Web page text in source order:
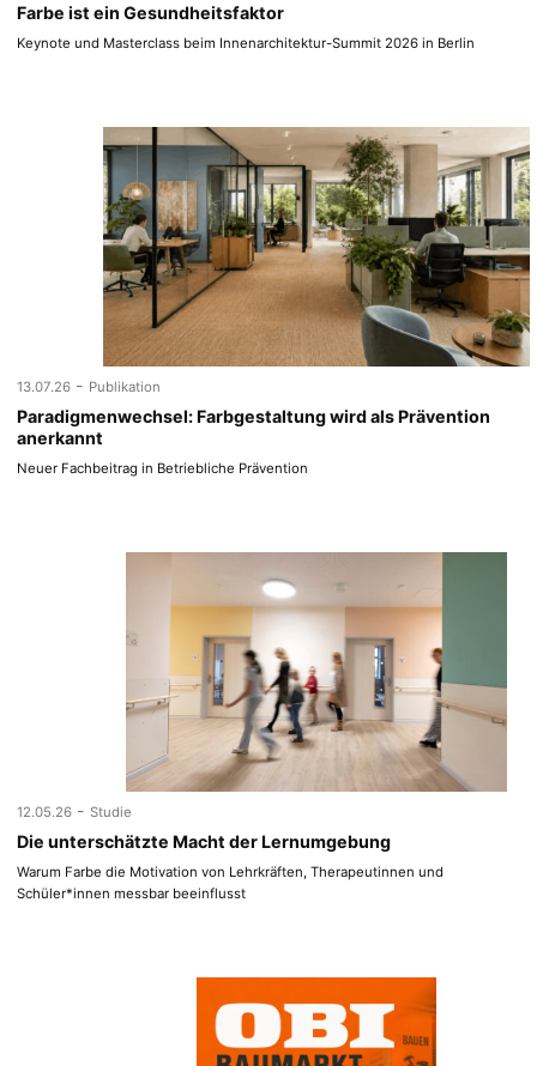
Farbe ist ein Gesundheitsfaktor
Keynote und Masterclass beim Innenarchitektur-Summit 2026 in Berlin
13.07.26 - Publikation
Paradigmenwechsel: Farbgestaltung wird als Prävention
anerkannt
Neuer Fachbeitrag in Betriebliche Prävention
12.05.26 - Studie
Die unterschätzte Macht der Lernumgebung
Warum Farbe die Motivation von Lehrkräften, Therapeutinnen und
Schüler*innen messbar beeinflusst